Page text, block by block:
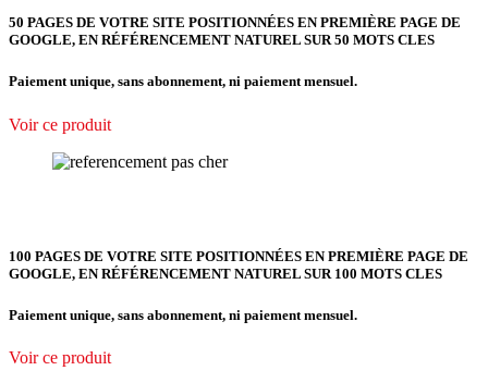
50 PAGES DE VOTRE SITE POSITIONNÉES EN PREMIÈRE PAGE DE
GOOGLE, EN RÉFÉRENCEMENT NATUREL SUR 50 MOTS CLES
Paiement unique, sans abonnement, ni paiement mensuel.
Voir ce produit
100 PAGES DE VOTRE SITE POSITIONNÉES EN PREMIÈRE PAGE DE
GOOGLE, EN RÉFÉRENCEMENT NATUREL SUR 100 MOTS CLES
Paiement unique, sans abonnement, ni paiement mensuel.
Voir ce produit